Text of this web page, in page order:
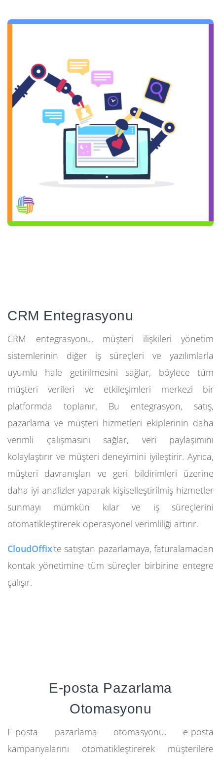
CRM Entegrasyonu
CRM entegrasyonu, müşteri ilişkileri yönetim
sistemlerinin diğer iş süreçleri ve yazılımlarla
uyumlu hale getirilmesini sağlar, böylece tüm
müşteri verileri ve etkileşimleri merkezi bir
platformda toplanır. Bu entegrasyon, satış,
pazarlama ve müşteri hizmetleri ekiplerinin daha
verimli çalışmasını sağlar, veri paylaşımını
kolaylaştırır ve müşteri deneyimini iyileştirir. Ayrıca,
müşteri davranışları ve geri bildirimleri üzerine
daha iyi analizler yaparak kişiselleştirilmiş hizmetler
sunmayı mümkün kılar ve iş süreçlerini
otomatikleştirerek operasyonel verimliliği artırır.
CloudOffix'te satıştan pazarlamaya, faturalamadan
kontak yönetimine tüm süreçler birbirine entegre
çalışır.
E-posta Pazarlama
Otomasyonu
E-posta pazarlama otomasyonu, e-posta
kampanyalarını otomatikleştirerek müşterilere